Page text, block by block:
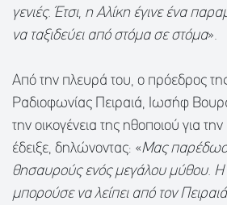
γενιές. Έτσι, η Αλίκη έγινε ένα
να ταξιδεύει από στόμα σε στόμα».
Από την πλευρά του, ο πρόεδρος
Ραδιοφωνίας Πειραιά, Ιωσήφ
την οικογένεια της ηθοποιού για
έδειξε, δηλώνοντας: «Μας
θησαυρούς ενός μεγάλου μύθου. Η
μπορούσε να λείπει από τον